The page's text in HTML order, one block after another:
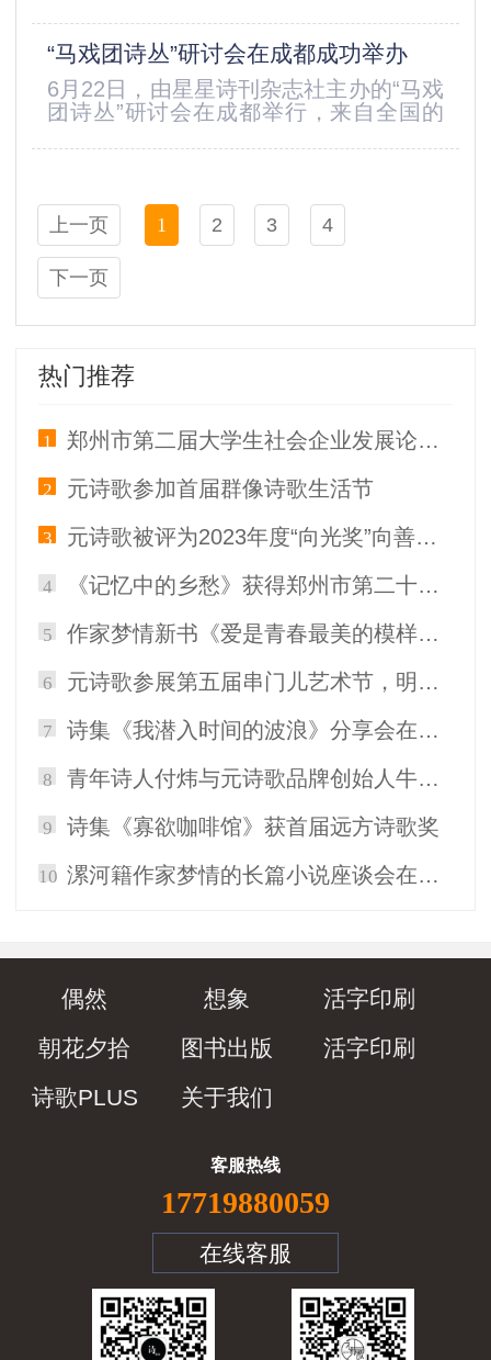
风》新书分享会在新华书店天润城门店举
办，吸引众多诗词文友、文学爱好者前来
聆听。活动现场，李洪泽先生以“诗心与
乡愁”为线索，深情回溯了《高怀仰古
风》的创作历程。“我生于淮阳、长于淮
阳，三尺讲台站了三十多年，粉笔灰...
“马戏团诗丛”研讨会在成都成功举办
6月22日，由星星诗刊杂志社主办的“马戏
团诗丛”研讨会在成都举行，来自全国的
来的星星”为主题，围绕五位90后诗人的
版、图书品牌“偶然” 策划出品的诗丛，凝
聚了苏州大学副教授、青年学者茱萸两年
半的心血。“当我们一起做梦时，世界就
是一个巨大的马戏团”的...
上一页 1 2 3 4
下一页
热门推荐
1 郑州市第二届大学生社会企业发展论坛圆满落幕！
2 元诗歌参加首届群像诗歌生活节
3 元诗歌被评为2023年度“向光奖”向善企业
4 《记忆中的乡愁》获得郑州市第二十三届文学艺术优秀成果奖青年鼓励奖
5 作家梦情新书《爱是青春最美的模样》郑州首发
6 元诗歌参展第五届串门儿艺术节，明年再会！
7 诗集《我潜入时间的波浪》分享会在越南2024霍瑞西斯中国论坛期间成功举办
8 青年诗人付炜与元诗歌品牌创始人牛冲开展直播对话
9 诗集《寡欲咖啡馆》获首届远方诗歌奖
10 漯河籍作家梦情的长篇小说座谈会在郑举办
偶然 想象
活字印刷
朝花夕拾
图书出版
活字印刷
诗歌PLUS
关于我们
客服热线
17719880059
在线客服